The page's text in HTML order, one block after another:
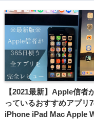
【2021最新】Apple信者
っているおすすめアプリ
iPhone iPad Mac Apple